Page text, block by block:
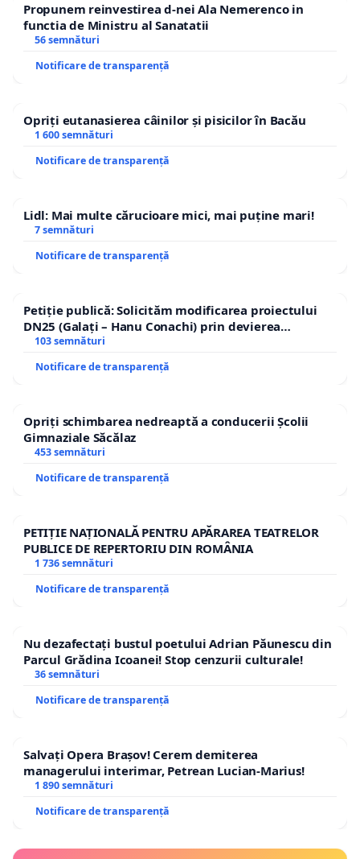
Propunem reinvestirea d-nei Ala Nemerenco in
functia de Ministru al Sanatatii
56 semnături
Notificare de transparență
Opriți eutanasierea câinilor și pisicilor în Bacău
1 600 semnături
Notificare de transparență
Lidl: Mai multe cărucioare mici, mai puține mari!
7 semnături
Notificare de transparență
Petiție publică: Solicităm modificarea proiectului
DN25 (Galați – Hanu Conachi) prin devierea
traseului în afara localităților!
103 semnături
Notificare de transparență
Opriți schimbarea nedreaptă a conducerii Școlii
Gimnaziale Săcălaz
453 semnături
Notificare de transparență
PETIȚIE NAȚIONALĂ PENTRU APĂRAREA TEATRELOR
PUBLICE DE REPERTORIU DIN ROMÂNIA
1 736 semnături
Notificare de transparență
Nu dezafectați bustul poetului Adrian Păunescu din
Parcul Grădina Icoanei! Stop cenzurii culturale!
36 semnături
Notificare de transparență
Salvați Opera Brașov! Cerem demiterea
managerului interimar, Petrean Lucian-Marius!
1 890 semnături
Notificare de transparență